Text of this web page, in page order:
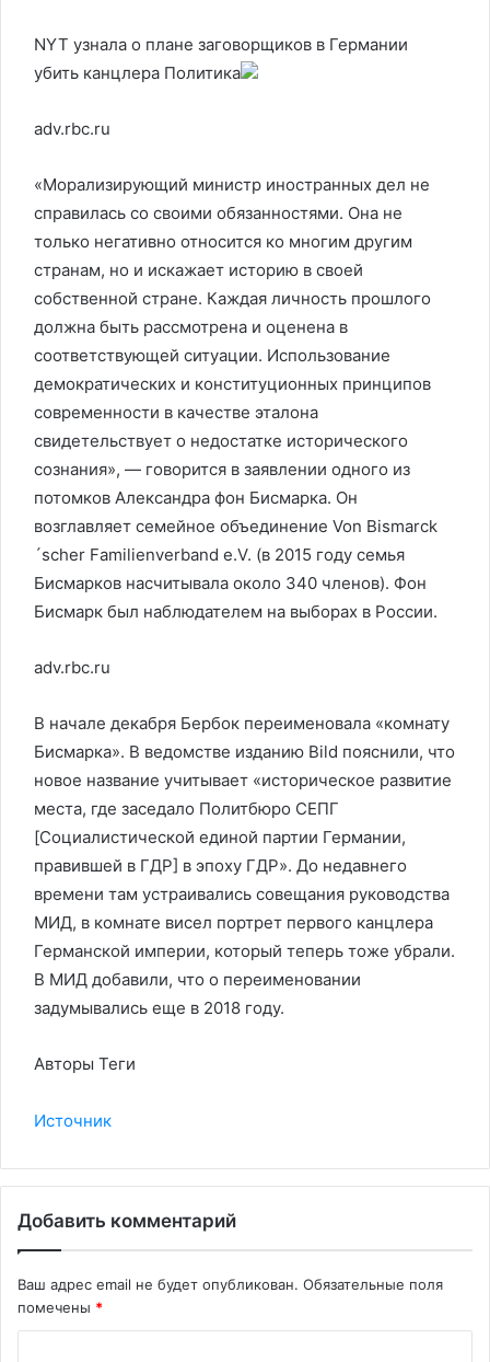
NYT узнала о плане заговорщиков в Германии
убить канцлера Политика
adv.rbc.ru
«Морализирующий министр иностранных дел не
справилась со своими обязанностями. Она не
только негативно относится ко многим другим
странам, но и искажает историю в своей
собственной стране. Каждая личность прошлого
должна быть рассмотрена и оценена в
соответствующей ситуации. Использование
демократических и конституционных принципов
современности в качестве эталона
свидетельствует о недостатке исторического
сознания», — говорится в заявлении одного из
потомков Александра фон Бисмарка. Он
возглавляет семейное объединение Von Bismarck
´scher Familienverband e.V. (в 2015 году семья
Бисмарков насчитывала около 340 членов). Фон
Бисмарк был наблюдателем на выборах в России.
adv.rbc.ru
В начале декабря Бербок переименовала «комнату
Бисмарка». В ведомстве изданию Bild пояснили, что
новое название учитывает «историческое развитие
места, где заседало Политбюро СЕПГ
[Социалистической единой партии Германии,
правившей в ГДР] в эпоху ГДР». До недавнего
времени там устраивались совещания руководства
МИД, в комнате висел портрет первого канцлера
Германской империи, который теперь тоже убрали.
В МИД добавили, что о переименовании
задумывались еще в 2018 году.
Авторы Теги
Источник
Добавить комментарий
Ваш адрес email не будет опубликован. Обязательные поля
помечены *